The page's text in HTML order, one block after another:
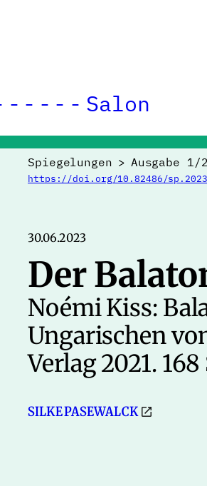
Salon
Spiegelungen > Ausgabe 1/
https://doi.org/10.82486/
30.06.2023
Der
Noémi Kiss:
Ungarischen
Verlag 2021. 168
SILKE PASEWALCK